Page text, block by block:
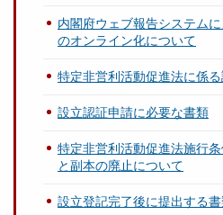
内閣府ウェブ報告システム
のオンライン化について
特定非営利活動促進法に係
設立認証申請に必要な書類
特定非営利活動促進法施行
と副本の廃止について
設立登記完了後に提出する